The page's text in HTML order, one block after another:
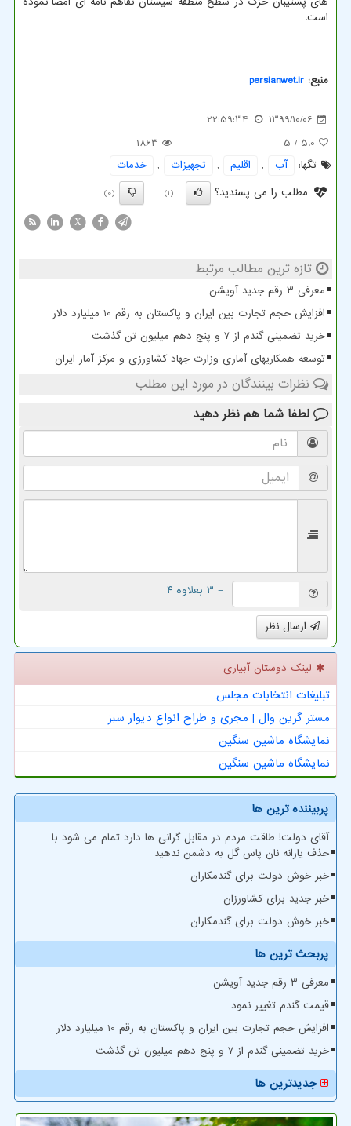
است.
منبع: persianwet.ir
1399/10/06
22:59:34
5.0
/ 5
1863
تگها:
آب , اقلیم , تجهیزات ,
خدمات
مطلب را می پسندید؟
(1)
(0)
X
تازه ترین مطالب مرتبط
معرفی ۳ رقم جدید آویشن
افزایش حجم تجارت بین ایران و پاکستان به رقم 10 میلیارد دلار
خرید تضمینی گندم از ۷ و پنج دهم میلیون تن گذشت
توسعه همکاریهای آماری وزارت جهاد کشاورزی و مرکز آمار ایران
نظرات بینندگان در مورد این مطلب
لطفا شما هم نظر دهید
= ۳ بعلاوه ۴
ارسال نظر
لینک دوستان آبیاری
تبلیغات انتخابات مجلس
مستر گرین وال | مجری و طراح انواع دیوار سبز
نمایشگاه ماشین سنگین
نمایشگاه ماشین سنگین
پربیننده ترین ها
آقای دولت! طاقت مردم در مقابل گرانی ها دارد تمام می شود با
حذف یارانه نان پاس گل به دشمن ندهید
خبر خوش دولت برای گندمکاران
خبر جدید برای کشاورزان
خبر خوش دولت برای گندمکاران
پربحث ترین ها
معرفی ۳ رقم جدید آویشن
قیمت گندم تغییر نمود
افزایش حجم تجارت بین ایران و پاکستان به رقم 10 میلیارد دلار
خرید تضمینی گندم از ۷ و پنج دهم میلیون تن گذشت
جدیدترین ها